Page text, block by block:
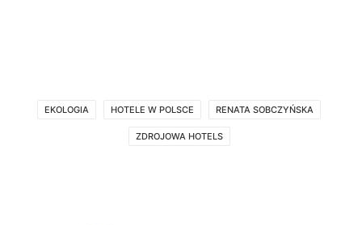
EKOLOGIA HOTELE W POLSCE RENATA SOBCZYŃSKA
ZDROJOWA HOTELS